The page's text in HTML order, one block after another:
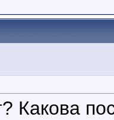
Какова